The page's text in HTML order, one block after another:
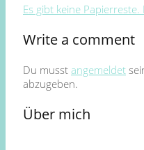
Es gibt keine
Write a comment
Du musst angemeldet
abzugeben.
Über mich